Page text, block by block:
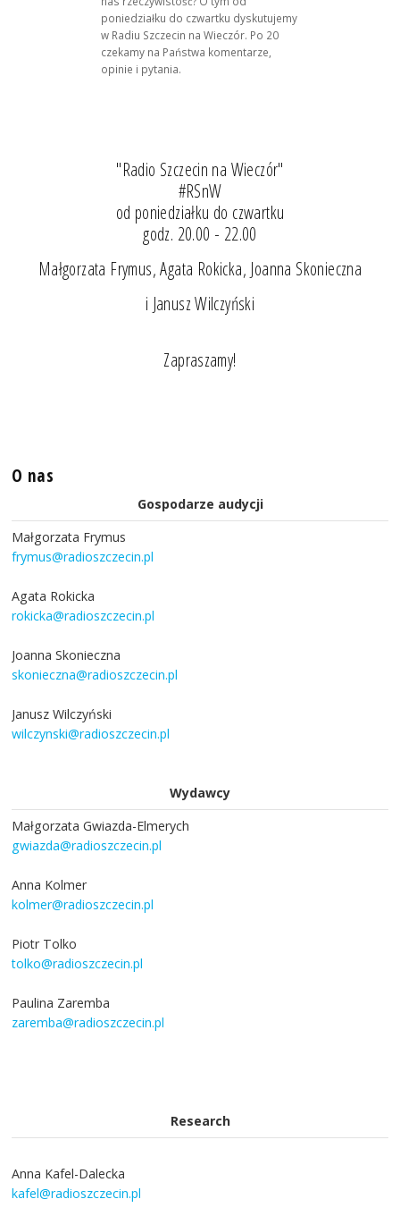
poniedziałku do czwartku dyskutujemy
w Radiu Szczecin na Wieczór. Po 20
czekamy na Państwa komentarze,
opinie i pytania.
"Radio Szczecin na Wieczór"
#RSnW
od poniedziałku do czwartku
godz. 20.00 - 22.00
Małgorzata Frymus, Agata Rokicka, Joanna Skonieczna
i Janusz Wilczyński
Zapraszamy!
O nas
Gospodarze audycji
Małgorzata Frymus
frymus@radioszczecin.pl
Agata Rokicka
rokicka@radioszczecin.pl
Joanna Skonieczna
skonieczna@radioszczecin.pl
Janusz Wilczyński
wilczynski@radioszczecin.pl
Wydawcy
Małgorzata Gwiazda-Elmerych
gwiazda@radioszczecin.pl
Anna Kolmer
kolmer@radioszczecin.pl
Piotr Tolko
tolko@radioszczecin.pl
Paulina Zaremba
zaremba@radioszczecin.pl
Research
Anna Kafel-Dalecka
kafel@radioszczecin.pl